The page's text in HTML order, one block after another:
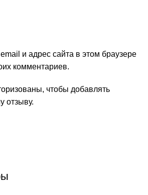
и адрес сайта в этом браузере
комментариев.
чтобы добавлять
отзыву.